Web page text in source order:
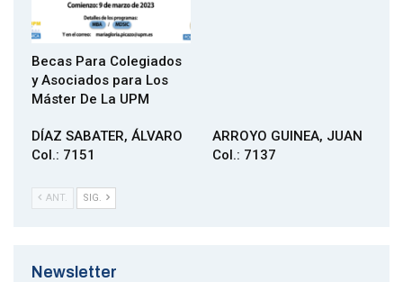
Becas Para Colegiados
y Asociados para Los
Máster De La UPM
DÍAZ SABATER, ÁLVARO
Col.: 7151
ARROYO GUINEA, JUAN
Col.: 7137
ANT. SIG.
Newsletter